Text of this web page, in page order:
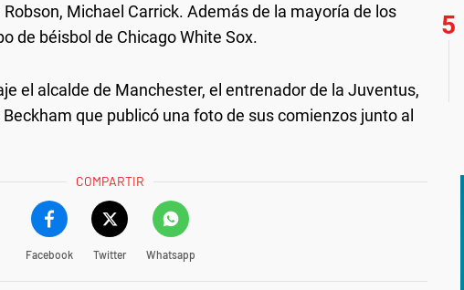
Robson, Michael Carrick. Además de la mayoría de los
de béisbol de Chicago White Sox.
el alcalde de Manchester, el entrenador de la Juventus,
que publicó una foto de sus comienzos junto al
COMPARTIR
Facebook Twitter Whatsapp